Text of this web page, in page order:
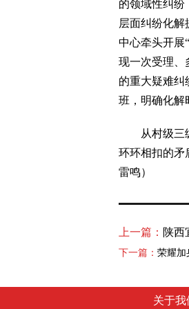
的领域性纠纷
层面纠纷化解
中心牵头开展
现一次受理、
的重大疑难纠
班，明确化解
从村级三级
环环相扣的矛
雷鸣）
上一篇： 陕西
下一篇： 荣耀加
关于我